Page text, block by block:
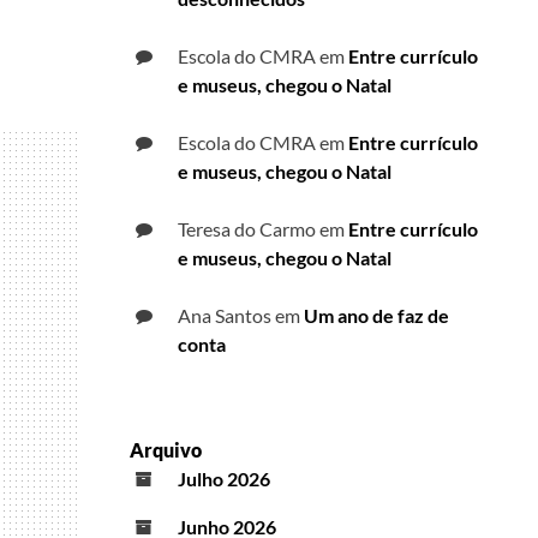
Escola do CMRAem Entre currículo
e museus, chegou o Natal
Escola do CMRAem Entre currículo
e museus, chegou o Natal
Teresa do Carmoem Entre currículo
e museus, chegou o Natal
Ana Santosem Um ano de faz de
conta
Arquivo
Julho 2026
Junho 2026